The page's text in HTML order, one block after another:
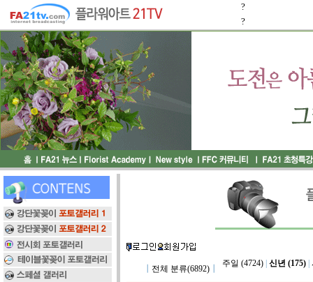
?
?
전체 분류(6892)┃
주일 (4724)| 신년 (175)|